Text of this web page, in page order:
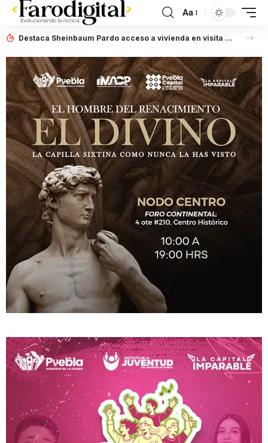
Aa
Destaca Sheinbaum Pardo acceso a vivienda en visita a Puebla